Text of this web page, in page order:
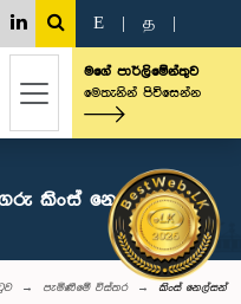
E த
මගේ පාර්ලිමේන්තුව
මෙතැනින් පිවිසෙන්න
ගරු කිංස් නෙල්සන්
පැමිණීමේ විස්තර කිංස් නෙල්සන්